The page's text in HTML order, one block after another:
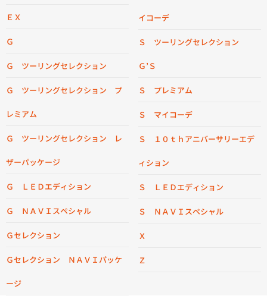
ＥＸ
Ｇ
Ｇ ツーリングセレクション
Ｇ ツーリングセレクション プ
レミアム
Ｇ ツーリングセレクション レ
ザーパッケージ
Ｇ ＬＥＤエディション
Ｇ ＮＡＶＩスペシャル
Ｇセレクション
Ｇセレクション ＮＡＶＩパッケ
ージ
イコーデ
Ｓ ツーリングセレクション
Ｇ’Ｓ
Ｓ プレミアム
Ｓ マイコーデ
Ｓ １０ｔｈアニバーサリーエデ
ィション
Ｓ ＬＥＤエディション
Ｓ ＮＡＶＩスペシャル
Ｘ
Ｚ